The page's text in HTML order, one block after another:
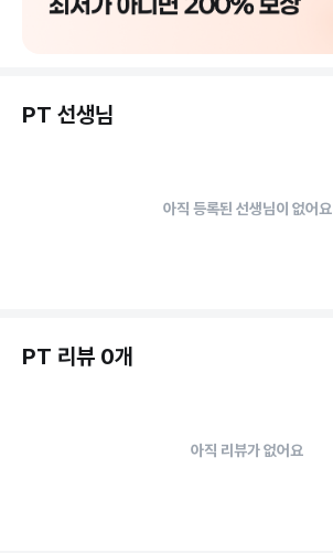
PT 선생님
아직 등록된 선생님이 없어요
PT 리뷰 0개
아직 리뷰가 없어요